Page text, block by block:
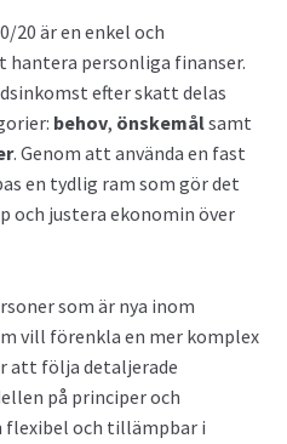
20 är en enkel och
personliga finanser.
efter skatt delas
behov, önskemålsamt
. Genom att använda en fast
en tydlig ram som gör det
och justera ekonomin över
som är nya inom
vill förenkla en mer komplex
att följa detaljerade
på principer och
och tillämpbar i